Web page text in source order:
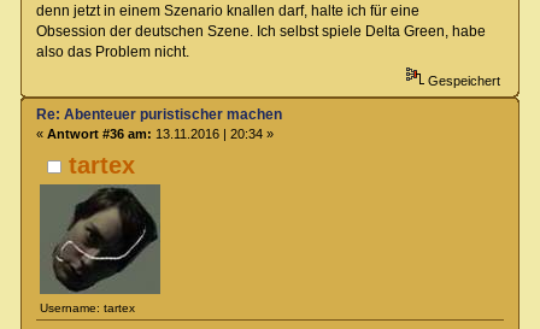
denn jetzt in einem Szenario knallen darf, halte ich für eine
Obsession der deutschen Szene. Ich selbst spiele Delta Green, habe
also das Problem nicht.
Gespeichert
tartex
Username: tartex
Re: Abenteuer puristischer machen
« Antwort #36 am: 13.11.2016 | 20:34 »